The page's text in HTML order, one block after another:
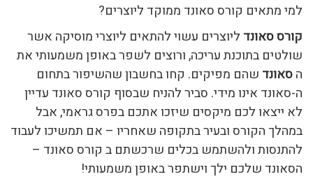
למי מתאים קורס סאונד ממוקד ליוצרים?
קורס סאונד ליוצרים עשוי להתאים ליוצרי מוסיקה אשר
שולטים בתוכנת עריכה, ורוצים לשפר באופן משמעותי את
הסאונד שהם מפיקים. קחו בחשבון שהשיפור בתחום
ה-סאונד אינו מידי. סביר להניח שבסוף קורס סאונד עדיין
לא ייצאו לכם מיקסים שיזכו אתכם בפרס גראמי, אבל
במהלך הקורס ובעיר בתקופה שאחריו – אם תמשיכו לעבוד
להתנסות ולהשתמש בכלים שרכשתם ב קורס סאונד –
הסאונד שלכם ילך וישתפר באופן משמעותי!